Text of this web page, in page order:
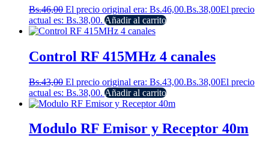
Bs.46,00 El precio original era: Bs.46,00.Bs.38,00El precio
actual es: Bs.38,00. Añadir al carrito
Control RF 415MHz 4 canales
Bs.43,00 El precio original era: Bs.43,00.Bs.38,00El precio
actual es: Bs.38,00. Añadir al carrito
Modulo RF Emisor y Receptor 40m